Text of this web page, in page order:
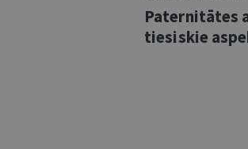
Paternitātes
tiesiskie